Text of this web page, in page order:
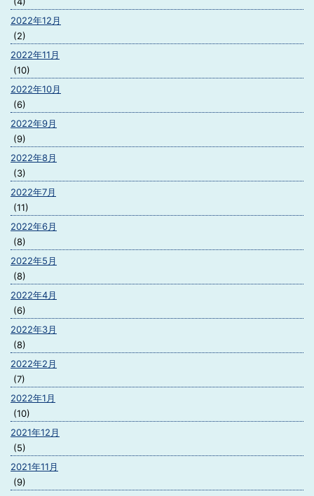
2022年12月
(2)
2022年11月
(10)
2022年10月
(6)
2022年9月
(9)
2022年8月
(3)
2022年7月
(11)
2022年6月
(8)
2022年5月
(8)
2022年4月
(6)
2022年3月
(8)
2022年2月
(7)
2022年1月
(10)
2021年12月
(5)
2021年11月
(9)